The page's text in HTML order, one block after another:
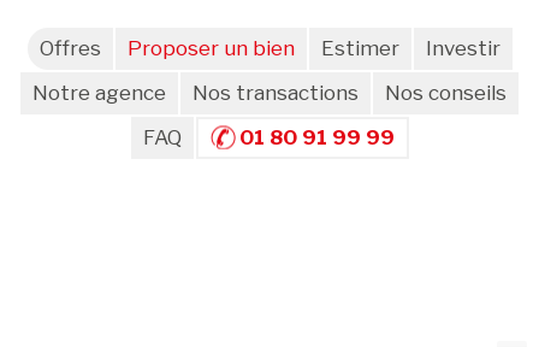
Offres Proposer un bien Estimer
Investir
Notre agence
Nos transactions
Nos conseils
FAQ
01 80 91 99 99